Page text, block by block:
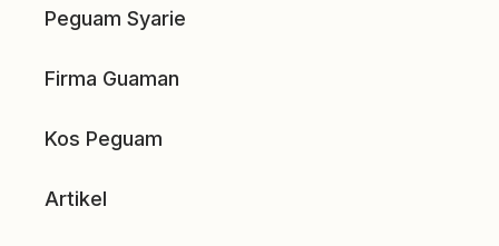
Peguam Syarie
Firma Guaman
Kos Peguam
Artikel